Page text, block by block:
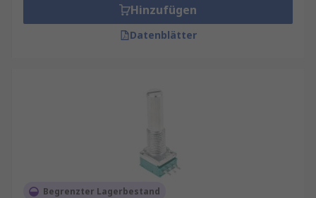
Hinzufügen
Datenblätter
Begrenzter Lagerbestand